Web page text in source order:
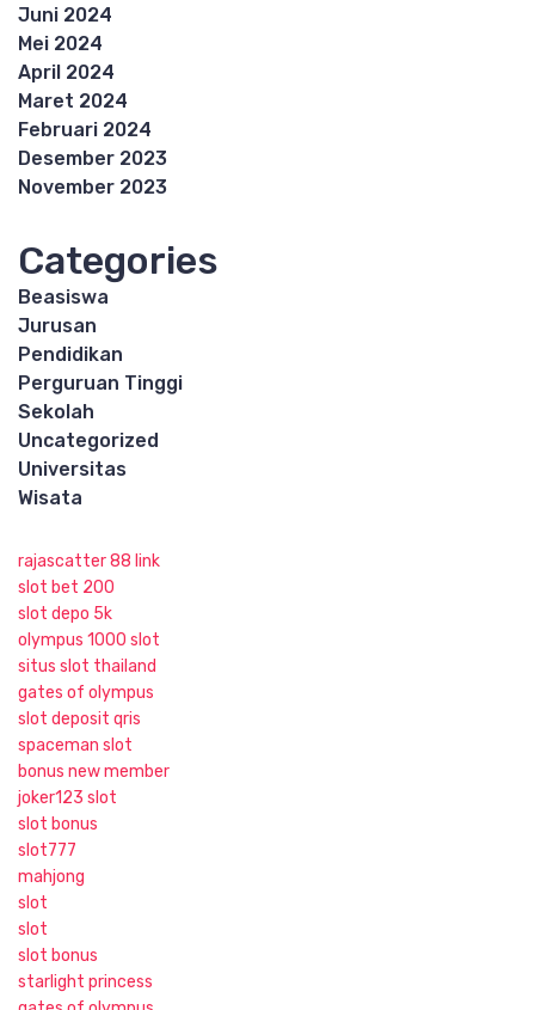
Juni 2024
Mei 2024
April 2024
Maret 2024
Februari 2024
Desember 2023
November 2023
Categories
Beasiswa
Jurusan
Pendidikan
Perguruan Tinggi
Sekolah
Uncategorized
Universitas
Wisata
rajascatter 88 link
slot bet 200
slot depo 5k
olympus 1000 slot
situs slot thailand
gates of olympus
slot deposit qris
spaceman slot
bonus new member
joker123 slot
slot bonus
slot777
mahjong
slot
slot
slot bonus
starlight princess